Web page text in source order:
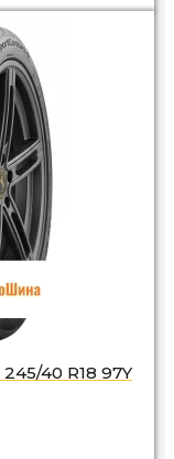
40 R18 97Y